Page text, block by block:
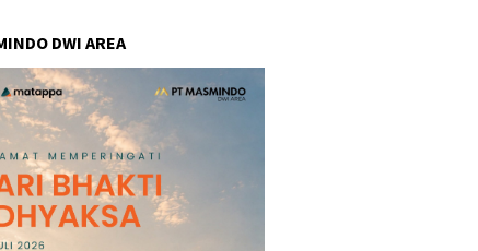
DWI AREA